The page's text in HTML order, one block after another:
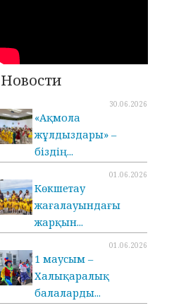
Новости
30.06.2026
«Ақмола
жұлдыздары» –
біздің...
01.06.2026
Көкшетау
жағалауындағы
жарқын...
01.06.2026
1 маусым –
Халықаралық
балаларды...